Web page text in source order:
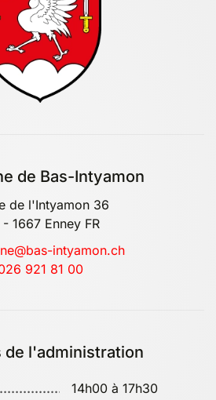
de Bas-Intyamon
de l'Intyamon 36
- 1667 Enney FR
intyamon.ch
921 81 00
de l'administration
14h00 à 17h30